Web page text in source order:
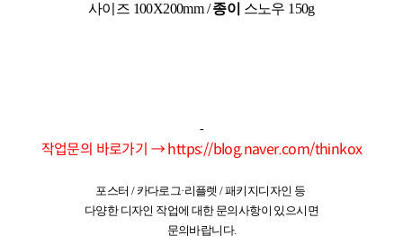
사이즈 100X200mm /종이 스노우 150g
-
작업문의 바로가기 →https://blog.naver.com/thinkox
포스터 / 카다로그·리플렛 / 패키지디자인 등
다양한 디자인 작업에 대한 문의사항이 있으시면
문의바랍니다.